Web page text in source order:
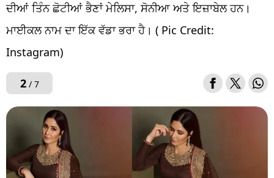
ਦੀਆਂ ਤਿੰਨ ਛੋਟੀਆਂ ਭੈਣਾਂ ਮੇਲਿਸਾ, ਸੋਨੀਆ ਅਤੇ ਇਜ਼ਾਬੇਲ ਹਨ।
ਮਾਈਕਲ ਨਾਮ ਦਾ ਇੱਕ ਵੱਡਾ ਭਰਾ ਹੈ। ( Pic Credit:
Instagram)
2/ 7